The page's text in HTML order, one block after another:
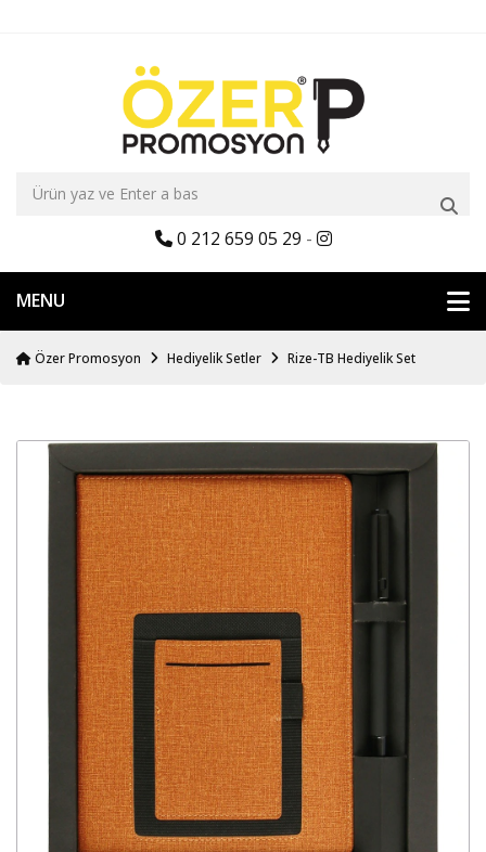
0 212 659 05 29 -
MENU
Özer Promosyon Hediyelik Setler Rize-TB Hediyelik Set